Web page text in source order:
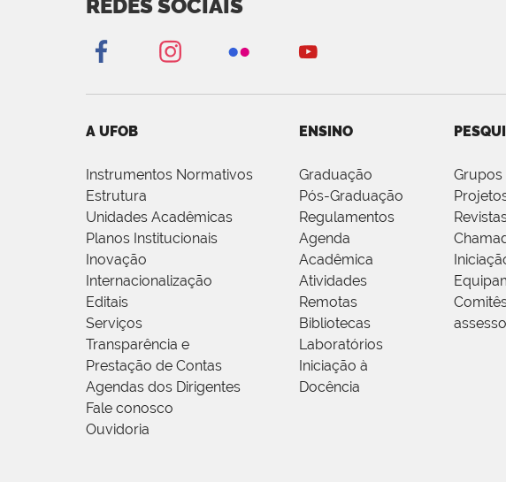
REDES SOCIAIS
A UFOB
Instrumentos Normativos
Estrutura
Unidades Acadêmicas
Planos Institucionais
Inovação
Internacionalização
Editais
Serviços
Transparência e
Prestação de Contas
Agendas dos Dirigentes
Fale conosco
Ouvidoria
ENSINO
Graduação
Pós-Graduação
Regulamentos
Agenda
Acadêmica
Atividades
Remotas
Bibliotecas
Laboratórios
Iniciação à
Docência
Grupos